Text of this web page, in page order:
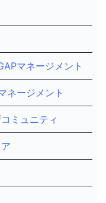
マネージメント
ネージメント
ミュニティ